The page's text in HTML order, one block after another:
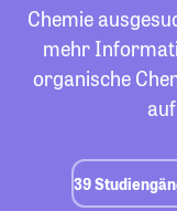
Chemie
mehr
organische
39